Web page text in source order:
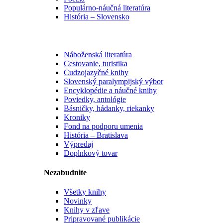
Populárno-náučná literatúra
História – Slovensko
Náboženská literatúra
Cestovanie, turistika
Cudzojazyčné knihy
Slovenský paralympijský výbor
Encyklopédie a náučné knihy
Poviedky, antológie
Básničky, hádanky, riekanky
Kroniky
Fond na podporu umenia
História – Bratislava
Výpredaj
Doplnkový tovar
Nezabudnite
Všetky knihy
Novinky
Knihy v zľave
Pripravované publikácie